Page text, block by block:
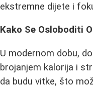
ekstremne dijete i
Kako Se Osloboditi
U modernom dobu,
brojanjem kalorija i
da budu vitke, što